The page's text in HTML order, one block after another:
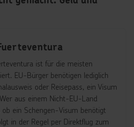
ist für die meisten
EU-Bürger benötigen lediglich
oder Reisepass, ein Visum
aus einem Nicht-EU-Land
ein Schengen-Visum benötigt
in der Regel per Direktflug zum